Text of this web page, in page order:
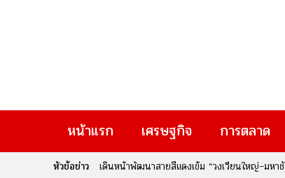
หน้าแรก เศรษฐกิจ การตลาด
หัวข้อข่าว
“ล่าม” ภาพยนตร์สร้างจากเรื่องจริงของ “เบญจ